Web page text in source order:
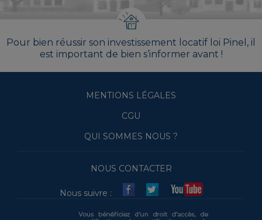
Pour bien réussir son investissement locatif loi Pinel, il
est important de bien s’informer avant !
MENTIONS LÉGALES
CGU
QUI SOMMES NOUS ?
NOUS CONTACTER
Nous suivre :